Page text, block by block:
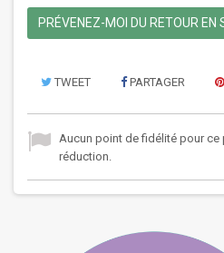
PRÉVENEZ-MOI DU RETOUR EN
TWEET PARTAGER
Aucun point de fidélité pour ce
réduction.